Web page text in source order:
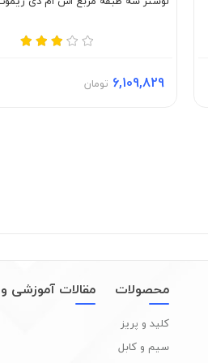
6,109,829 تومان
محصولات
کلید و پریز
سیم و کابل
مقالات آموزشی